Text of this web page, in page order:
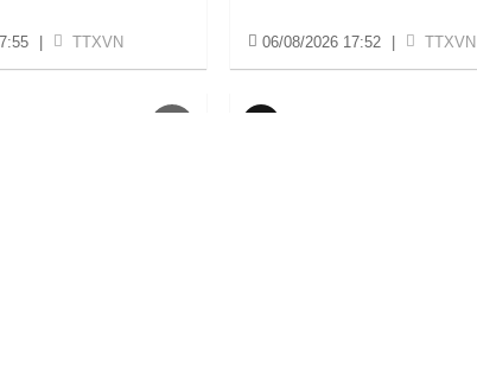
TTXVN 06/08/2026 17:52 TTXVN